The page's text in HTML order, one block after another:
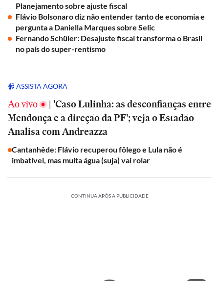
Planejamento sobre ajuste fiscal
Flávio Bolsonaro diz não entender tanto de economia e
pergunta a Daniella Marques sobre Selic
Fernando Schüler: Desajuste fiscal transforma o Brasil
no país do super-rentismo
📹 ASSISTA AGORA
Ao vivo | 'Caso Lulinha: as desconfianças entre
Mendonça e a direção da PF'; veja o Estadão
Analisa com Andreazza
Cantanhêde: Flávio recuperou fôlego e Lula não é
imbatível, mas muita água (suja) vai rolar
CONTINUA APÓS A PUBLICIDADE